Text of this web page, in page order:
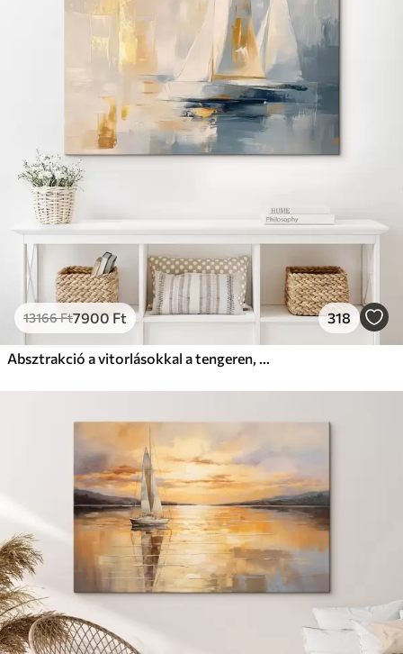
13166Ft7900 Ft 318
Absztrakció a vitorlásokkal a tengeren, akril stílusban, naplemente